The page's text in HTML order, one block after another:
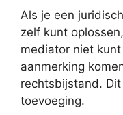
Als je een
zelf kunt
mediator niet
aanmerking
rechtsbijstand.
toevoeging.